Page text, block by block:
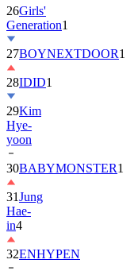
26Girls'
Generation1
27BOYNEXTDOOR1
28IDID1
29Kim
Hye-
yoon
30BABYMONSTER1
31Jung
Hae-
in4
32ENHYPEN